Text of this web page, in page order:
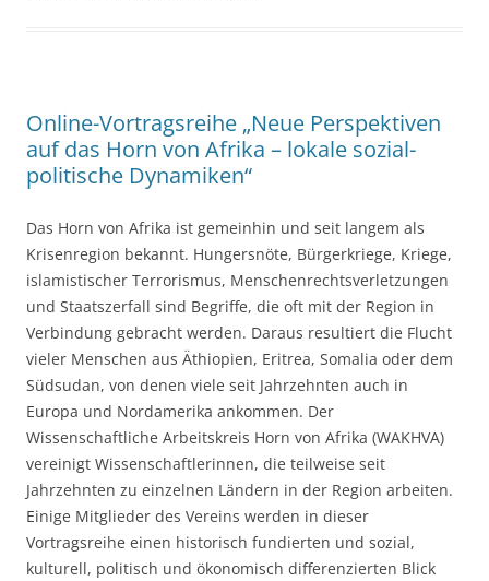
Online-Vortragsreihe „Neue Perspektiven
auf das Horn von Afrika – lokale sozial-
politische Dynamiken“
Das Horn von Afrika ist gemeinhin und seit langem als
Krisenregion bekannt. Hungersnöte, Bürgerkriege, Kriege,
islamistischer Terrorismus, Menschenrechtsverletzungen
und Staatszerfall sind Begriffe, die oft mit der Region in
Verbindung gebracht werden. Daraus resultiert die Flucht
vieler Menschen aus Äthiopien, Eritrea, Somalia oder dem
Südsudan, von denen viele seit Jahrzehnten auch in
Europa und Nordamerika ankommen. Der
Wissenschaftliche Arbeitskreis Horn von Afrika (WAKHVA)
vereinigt Wissenschaftlerinnen, die teilweise seit
Jahrzehnten zu einzelnen Ländern in der Region arbeiten.
Einige Mitglieder des Vereins werden in dieser
Vortragsreihe einen historisch fundierten und sozial,
kulturell, politisch und ökonomisch differenzierten Blick